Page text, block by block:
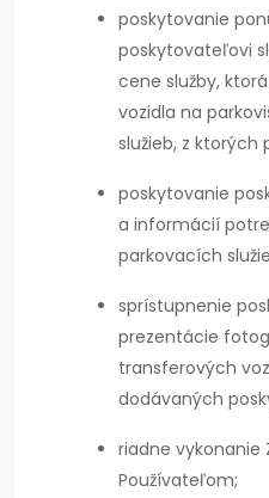
poskytovanie
poskytovateľovi
cene služby,
vozidla na
služieb, z ktorých
poskytovanie
a informácií
parkovacích
sprístupnenie
prezentácie
transferových
dodávaných
riadne vykonanie
Používateľom;